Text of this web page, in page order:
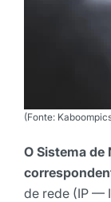
(Fonte:
O Sistema de
de rede (IP —